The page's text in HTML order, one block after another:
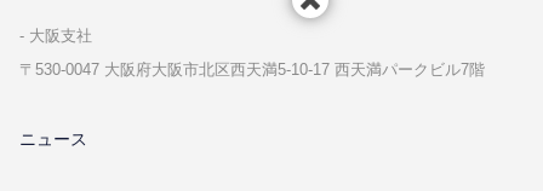
⼤阪⽀社
〒530-0047 ⼤阪府⼤阪市北区⻄天満5-10-17 ⻄天満パークビル7階
ニュース